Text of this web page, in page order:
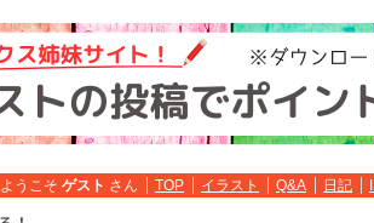
ようこそ ゲスト さん TOP イラスト Q&A 日記